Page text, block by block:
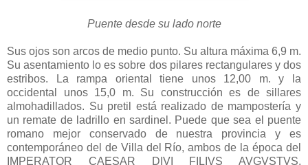
Puente desde su lado norte
Sus ojos son arcos de medio punto. Su altura máxima 6,9 m.
Su asentamiento lo es sobre dos pilares rectangulares y dos
estribos. La rampa oriental tiene unos 12,00 m. y la
occidental unos 15,0 m. Su construcción es de sillares
almohadillados. Su pretil está realizado de mampostería y
un remate de ladrillo en sardinel. Puede que sea el puente
romano mejor conservado de nuestra provincia y es
contemporáneo del de Villa del Río, ambos de la época del
IMPERATOR CAESAR DIVI FILIVS AVGVSTVS,